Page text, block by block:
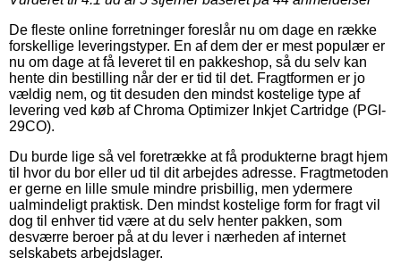
De fleste online forretninger foreslår nu om dage en række
forskellige leveringstyper. En af dem der er mest populær er
nu om dage at få leveret til en pakkeshop, så du selv kan
hente din bestilling når der er tid til det. Fragtformen er jo
vældig nem, og tit desuden den mindst kostelige type af
levering ved køb af Chroma Optimizer Inkjet Cartridge (PGI-
29CO).
Du burde lige så vel foretrække at få produkterne bragt hjem
til hvor du bor eller ud til dit arbejdes adresse. Fragtmetoden
er gerne en lille smule mindre prisbillig, men ydermere
ualmindeligt praktisk. Den mindst kostelige form for fragt vil
dog til enhver tid være at du selv henter pakken, som
desværre beroer på at du lever i nærheden af internet
selskabets arbejdslager.